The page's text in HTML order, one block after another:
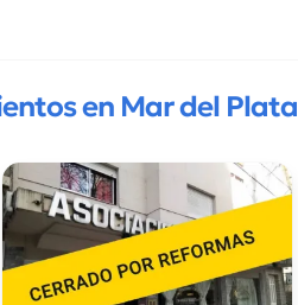
en Mar del Plata